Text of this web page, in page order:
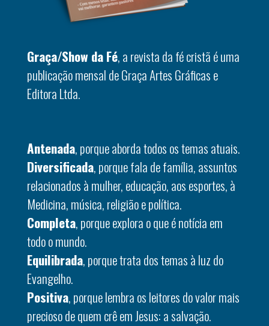
Graça/Show da Fé, a revista da fé cristã é uma
publicação mensal de Graça Artes Gráficas e
Editora Ltda.
Antenada, porque aborda todos os temas atuais.
Diversificada, porque fala de família, assuntos
relacionados à mulher, educação, aos esportes, à
Medicina, música, religião e política.
Completa, porque explora o que é notícia em
todo o mundo.
Equilibrada, porque trata dos temas à luz do
Evangelho.
Positiva, porque lembra os leitores do valor mais
precioso de quem crê em Jesus: a salvação.